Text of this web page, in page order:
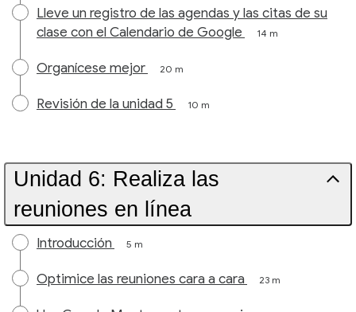
Lleve un registro de las agendas y las citas de su
clase con el Calendario de Google
14 m
Organícese mejor 20 m
Revisión de la unidad 5 10 m
Unidad 6: Realiza las
reuniones en línea
Introducción 5 m
Optimice las reuniones cara a cara 23 m